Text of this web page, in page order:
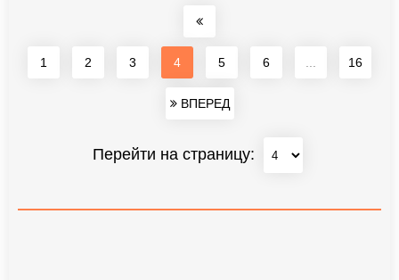
1 2 3 4 5 6 16
ВПЕРЕД
Перейти на страницу: